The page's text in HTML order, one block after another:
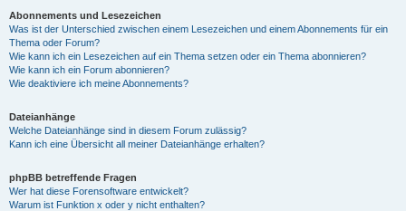
Abonnements und Lesezeichen
Was ist der Unterschied zwischen einem Lesezeichen und einem Abonnements für ein
Thema oder Forum?
Wie kann ich ein Lesezeichen auf ein Thema setzen oder ein Thema abonnieren?
Wie kann ich ein Forum abonnieren?
Wie deaktiviere ich meine Abonnements?
Dateianhänge
Welche Dateianhänge sind in diesem Forum zulässig?
Kann ich eine Übersicht all meiner Dateianhänge erhalten?
phpBB betreffende Fragen
Wer hat diese Forensoftware entwickelt?
Warum ist Funktion x oder y nicht enthalten?